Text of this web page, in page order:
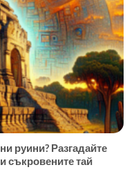
руини? Разгадайте
съкровените тай